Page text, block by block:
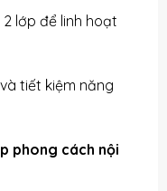
lớp để linh hoạt
tiết kiệm năng
phong cách nội